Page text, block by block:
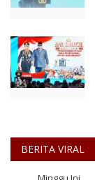
BERITA VIRAL